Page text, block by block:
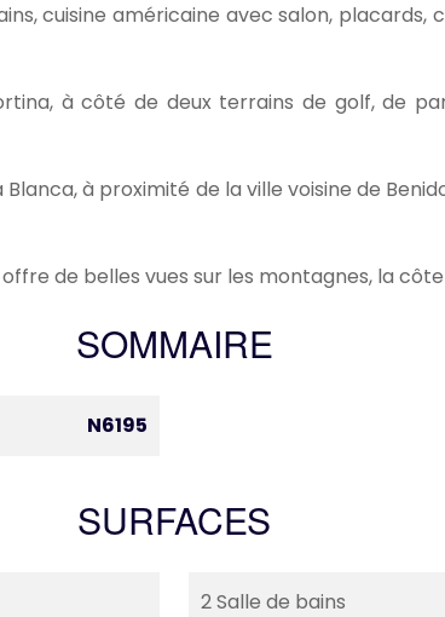
cuisine américaine avec salon,
à côté de deux terrains de golf, de
à proximité de la ville voisine de
de belles vues sur les montagnes, la
SOMMAIRE
N6195
SURFACES
2 Salle de bains